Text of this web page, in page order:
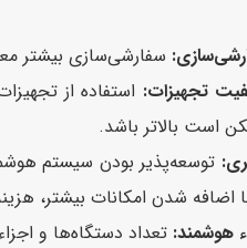
سفارشی‌سازی بیشتر
تجهیزات: استفاده از
است بالاتر باشد.
توسعه‌پذیر بودن سیستم
اضافه شدن امکانات بیشتر،
هوشمند: تعداد دستگاه‌ها و